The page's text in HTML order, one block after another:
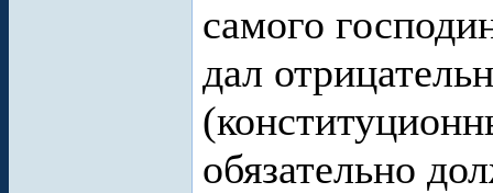
самого
дал
обязательно